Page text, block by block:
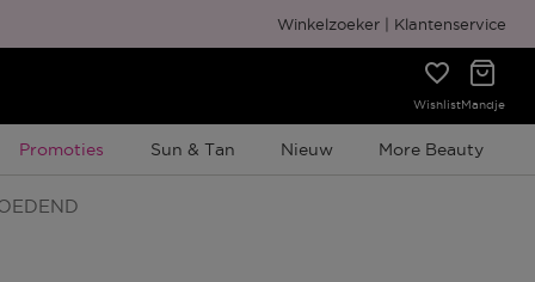
Gratis cadeauverpakking
Winkelzoeker Klantenservice
WishlistMandje
Tijdelijke Promotie
Promoties Sun & Tan Nieuw More Beauty